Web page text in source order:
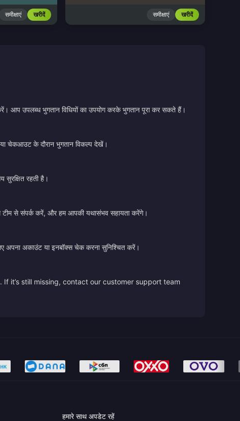
समीक्षाएं खरीदें समीक्षाएं खरीदें
आप उपलब्ध भुगतान विधियों का उपयोग करके भुगतान पूरा कर सकते हैं।
चेकआउट के दौरान भुगतान विकल्प देखें।
सुरक्षित रहती है।
टीम से संपर्क करें, और हम आपकी यथासंभव सहायता करेंगे।
अपना अकाउंट या इनबॉक्स चेक करना सुनिश्चित करें।
it’s still missing, contact our customer support team
हमारे साथ अपडेट रहें